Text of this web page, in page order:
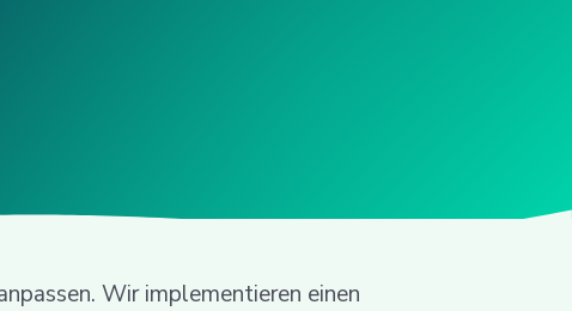
Wir implementieren einen